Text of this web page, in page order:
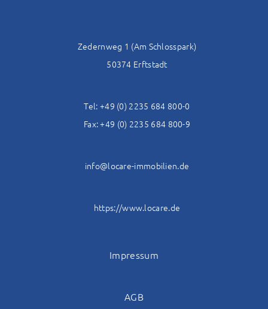
Zedernweg 1 (Am Schlosspark)
50374 Erftstadt
Tel: +49 (0) 2235 684 800-0
Fax: +49 (0) 2235 684 800-9
info@locare-immobilien.de
https://www.locare.de
Impressum
AGB